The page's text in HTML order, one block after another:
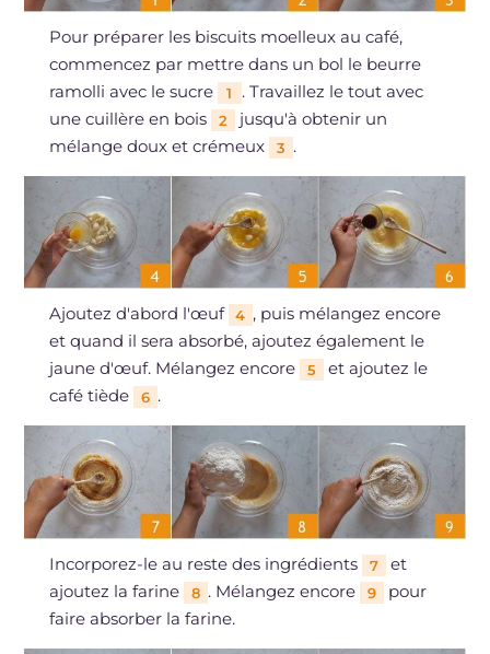
Pour préparer les biscuits moelleux au café,
commencez par mettre dans un bol le beurre
ramolli avec le sucre
1
. Travaillez le tout avec
une cuillère en bois
2
jusqu'à obtenir un
mélange doux et crémeux
3 .
Ajoutez d'abord l'œuf 4 , puis mélangez encore
et quand il sera absorbé, ajoutez également le
jaune d'œuf. Mélangez encore
5
et ajoutez le
café tiède
6 .
Incorporez-le au reste des ingrédients 7
et
ajoutez la farine
8 . Mélangez encore 9
pour
faire absorber la farine.